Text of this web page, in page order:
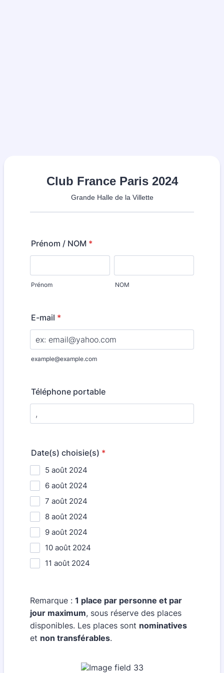
Club France Paris 2024
Grande Halle de la Villette
Prénom / NOM *
Prénom NOM
E-mail *
example@example.com
Téléphone portable
Date(s) choisie(s) *
5 août 2024
6 août 2024
7 août 2024
8 août 2024
9 août 2024
10 août 2024
11 août 2024
Remarque : 1 place par personne et par
jour maximum, sous réserve des places
disponibles. Les places sont nominatives
et non transférables.